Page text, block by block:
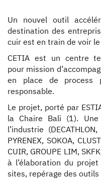
Un nouvel outil
destination des
cuir est en train de voir
CETIA est un centre
pour mission
en place de process
responsable.
Le projet, porté par
la Chaire Bali (1). Une
l’industrie
PYRENEX, SOKOA,
CUIR, GROUPE LIM,
à l’élaboration du
sites, repérage des